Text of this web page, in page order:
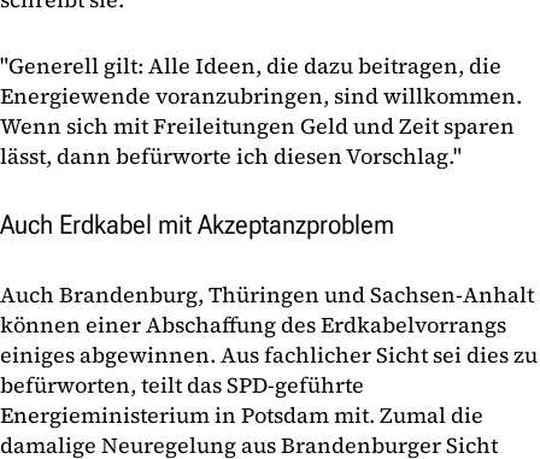
"Generell gilt: Alle Ideen, die dazu beitragen, die
Energiewende voranzubringen, sind willkommen.
Wenn sich mit Freileitungen Geld und Zeit sparen
lässt, dann befürworte ich diesen Vorschlag."
Auch Erdkabel mit Akzeptanzproblem
Auch Brandenburg, Thüringen und Sachsen-Anhalt
können einer Abschaffung des Erdkabelvorrangs
einiges abgewinnen. Aus fachlicher Sicht sei dies zu
befürworten, teilt das SPD-geführte
Energieministerium in Potsdam mit. Zumal die
damalige Neuregelung aus Brandenburger Sicht